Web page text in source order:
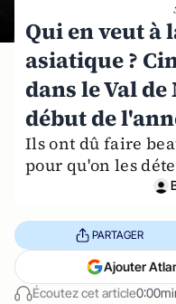
Qui en veut à
asiatique ?
dans le Val
début de
Ils ont dû faire
pour qu'on les
Écoutez cet article
PARTAGER
Ajouter